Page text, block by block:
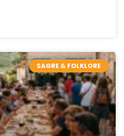
SAGRE & FOLKLORE